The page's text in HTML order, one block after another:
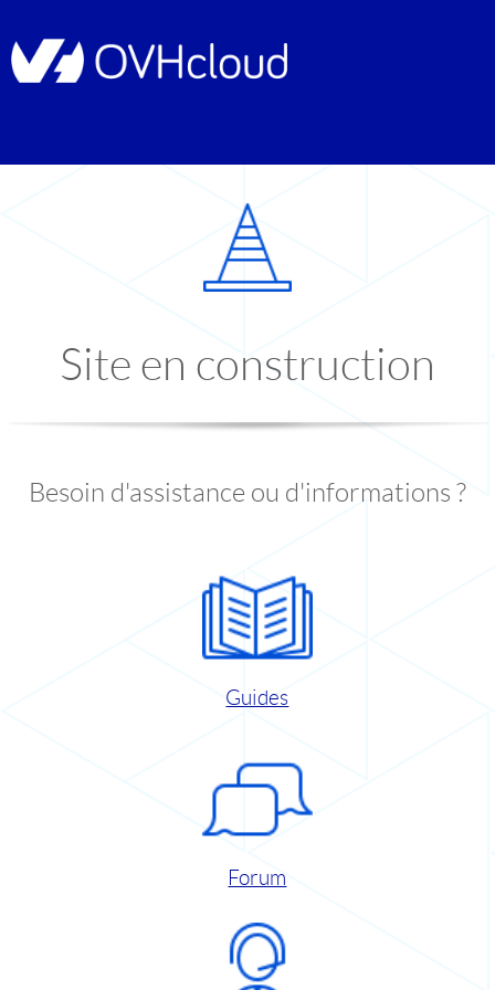
Site en construction
Besoin d'assistance ou d'informations ?
Guides
Forum